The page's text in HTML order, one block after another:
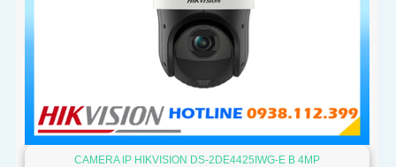
CAMERA IP HIKVISION DS-2DE4425IWG-E B 4MP